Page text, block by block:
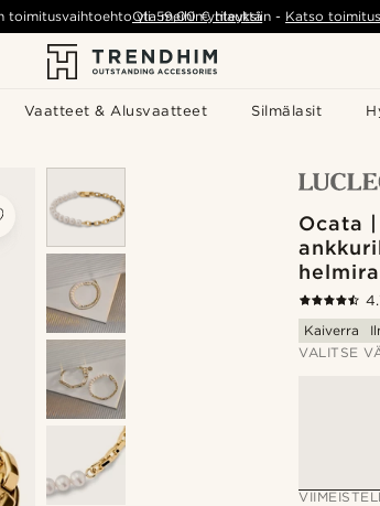
Vaatteet & Alusvaatteet Silmälasit
toimitusvaihtoehto yli 59,00 €tilauksiin - Katso
Ota meihin yhteyttä
Ocata
Kaiverra
VALITSE